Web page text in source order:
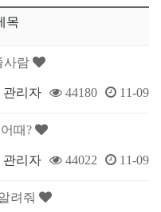
목
사람
관리자 44180 11-09
때?
관리자 44022 11-09
려줘